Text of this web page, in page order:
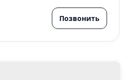
Позвонить